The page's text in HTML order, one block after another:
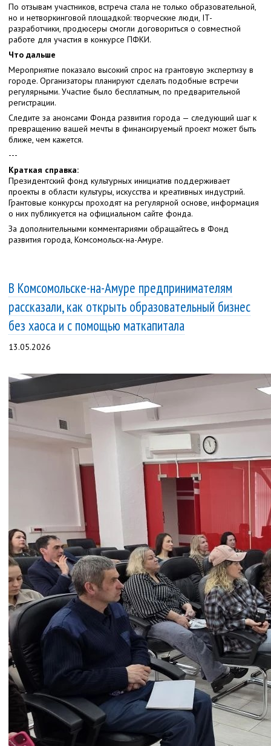
По отзывам участников, встреча стала не только образовательной,
но и нетворкинговой площадкой: творческие люди, IT-
разработчики, продюсеры смогли договориться о совместной
работе для участия в конкурсе ПФКИ.
Что дальше
Мероприятие показало высокий спрос на грантовую экспертизу в
городе. Организаторы планируют сделать подобные встречи
регулярными. Участие было бесплатным, по предварительной
регистрации.
Следите за анонсами Фонда развития города — следующий шаг к
превращению вашей мечты в финансируемый проект может быть
ближе, чем кажется.
---
Краткая справка:
Президентский фонд культурных инициатив поддерживает
проекты в области культуры, искусства и креативных индустрий.
Грантовые конкурсы проходят на регулярной основе, информация
о них публикуется на официальном сайте фонда.
За дополнительными комментариями обращайтесь в Фонд
развития города, Комсомольск-на-Амуре.
В Комсомольске-на-Амуре предпринимателям
рассказали, как открыть образовательный бизнес
без хаоса и с помощью маткапитала
13.05.2026